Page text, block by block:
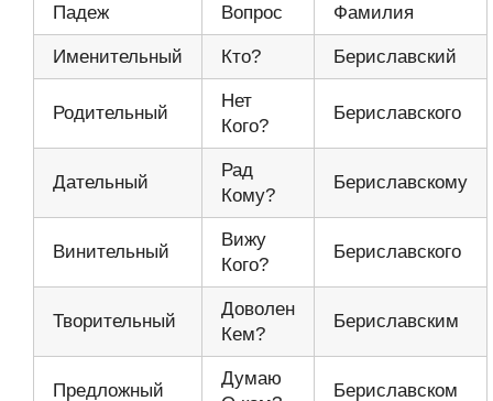
Падеж Вопрос Фамилия
Именительный Кто? Бериславский
Родительный
Нет
Кого?
Бериславского
Дательный
Рад
Кому?
Бериславскому
Винительный
Вижу
Кого?
Бериславского
Творительный
Доволен
Кем?
Бериславским
Предложный
Думаю
Бериславском